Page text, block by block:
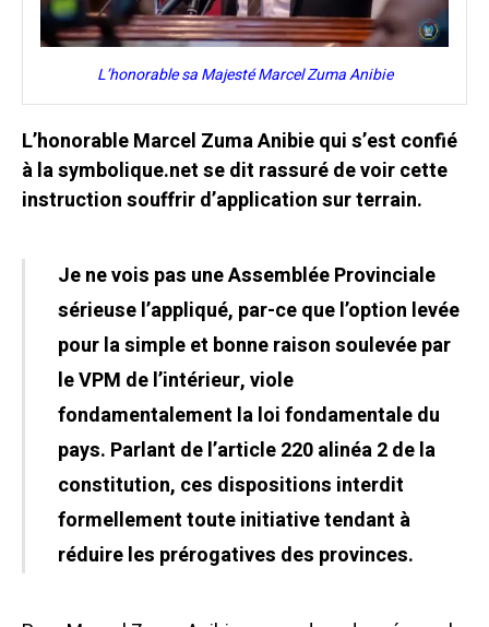
L’honorable sa Majesté Marcel Zuma Anibie
L’honorable Marcel Zuma Anibie qui s’est confié
à la symbolique.net se dit rassuré de voir cette
instruction souffrir d’application sur terrain.
Je ne vois pas une Assemblée Provinciale
sérieuse l’appliqué, par-ce que l’option levée
pour la simple et bonne raison soulevée par
le VPM de l’intérieur, viole
fondamentalement la loi fondamentale du
pays. Parlant de l’article 220 alinéa 2 de la
constitution, ces dispositions interdit
formellement toute initiative tendant à
réduire les prérogatives des provinces.